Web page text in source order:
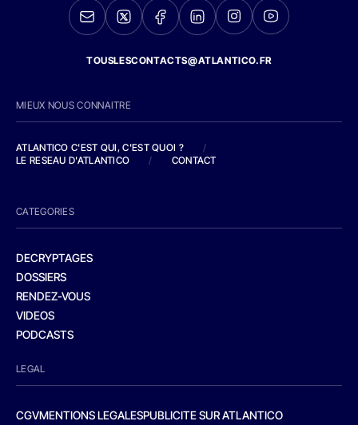
TOUSLESCONTACTS@ATLANTICO.FR
MIEUX NOUS CONNAITRE
ATLANTICO C'EST QUI, C'EST QUOI ?
/
LE RESEAU D'ATLANTICO
/ CONTACT
CATEGORIES
DECRYPTAGES
DOSSIERS
RENDEZ-VOUS
VIDEOS
PODCASTS
LEGAL
CGVMENTIONS LEGALESPUBLICITE SUR ATLANTICO